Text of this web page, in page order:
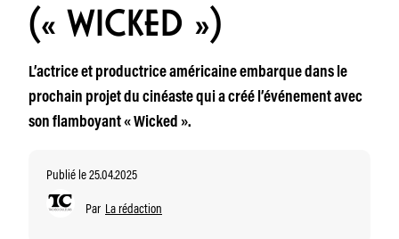
(« WICKED »)
L’actrice et productrice américaine embarque dans le
prochain projet du cinéaste qui a créé l’événement avec
son flamboyant « Wicked ».
Publié le 25.04.2025
Par La rédaction